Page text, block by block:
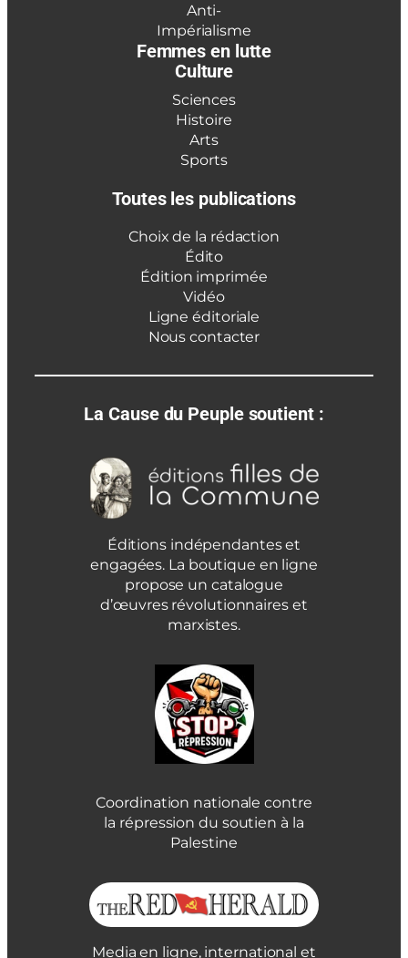
Anti-
Impérialisme
Femmes en lutte
Culture
Sciences
Histoire
Arts
Sports
Toutes les publications
Choix de la rédaction
Édito
Édition imprimée
Vidéo
Ligne éditoriale
Nous contacter
La Cause du Peuple soutient :
Éditions indépendantes et
engagées. La boutique en ligne
propose un catalogue
d’œuvres révolutionnaires et
marxistes.
Coordination nationale contre
la répression du soutien à la
Palestine
Media en ligne, international et